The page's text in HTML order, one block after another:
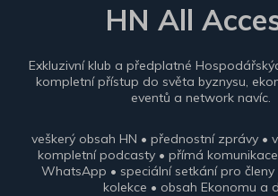
HN All
Exkluzivní klub a předplatné
kompletní přístup do světa byznysu,
eventů a network navíc.
veškerý obsah HN • přednostní zprávy •
kompletní podcasty • přímá
WhatsApp • speciální setkání pro členy
kolekce • obsah Ekonomu a